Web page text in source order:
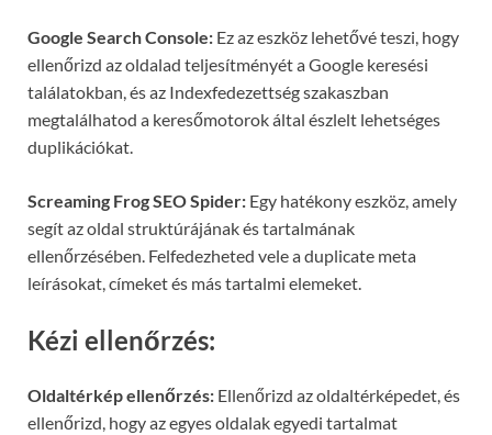
Google Search Console: Ez az eszköz lehetővé teszi, hogy
ellenőrizd az oldalad teljesítményét a Google keresési
találatokban, és az Indexfedezettség szakaszban
megtalálhatod a keresőmotorok által észlelt lehetséges
duplikációkat.
Screaming Frog SEO Spider: Egy hatékony eszköz, amely
segít az oldal struktúrájának és tartalmának
ellenőrzésében. Felfedezheted vele a duplicate meta
leírásokat, címeket és más tartalmi elemeket.
Kézi ellenőrzés:
Oldaltérkép ellenőrzés: Ellenőrizd az oldaltérképedet, és
ellenőrizd, hogy az egyes oldalak egyedi tartalmat